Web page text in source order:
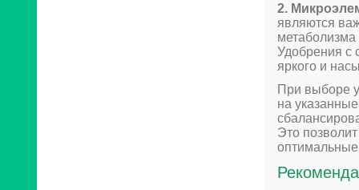
2.
являются
Удобрения с
яркого и
При выборе
на
Это
оптимальные